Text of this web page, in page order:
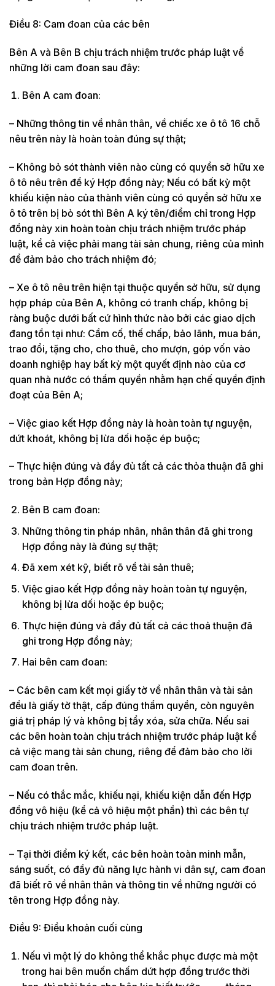
Điều 8: Cam đoan của các bên
Bên A và Bên B chịu trách nhiệm trước pháp luật về
những lời cam đoan sau đây:
Bên A cam đoan:
– Những thông tin về nhân thân, về chiếc xe ô tô 16 chỗ
nêu trên này là hoàn toàn đúng sự thật;
– Không bỏ sót thành viên nào cùng có quyền sở hữu xe
ô tô nêu trên để ký Hợp đồng này; Nếu có bất kỳ một
khiếu kiện nào của thành viên cùng có quyền sở hữu xe
ô tô trên bị bỏ sót thì Bên A ký tên/điểm chỉ trong Hợp
đồng này xin hoàn toàn chịu trách nhiệm trước pháp
luật, kể cả việc phải mang tài sản chung, riêng của mình
để đảm bảo cho trách nhiệm đó;
– Xe ô tô nêu trên hiện tại thuộc quyền sở hữu, sử dụng
hợp pháp của Bên A, không có tranh chấp, không bị
ràng buộc d­ưới bất cứ hình thức nào bởi các giao dịch
đang tồn tại như: Cầm cố, thế chấp, bảo lãnh, mua bán,
trao đổi, tặng cho, cho thuê, cho mượn, góp vốn vào
doanh nghiệp hay bất kỳ một quyết định nào của cơ
quan nhà n­ước có thẩm quyền nhằm hạn chế quyền định
đoạt của Bên A;
– Việc giao kết Hợp đồng này là hoàn toàn tự nguyện,
dứt khoát, không bị lừa dối hoặc ép buộc;
– Thực hiện đúng và đầy đủ tất cả các thỏa thuận đã ghi
trong bản Hợp đồng này;
Bên B cam đoan:
Những thông tin pháp nhân, nhân thân đã ghi trong
Hợp đồng này là đúng sự thật;
Đã xem xét kỹ, biết rõ về tài sản thuê;
Việc giao kết Hợp đồng này hoàn toàn tự nguyện,
không bị lừa dối hoặc ép buộc;
Thực hiện đúng và đầy đủ tất cả các thoả thuận đã
ghi trong Hợp đồng này;
Hai bên cam đoan:
– Các bên cam kết mọi giấy tờ về nhân thân và tài sản
đều là giấy tờ thật, cấp đúng thẩm quyền, còn nguyên
giá trị pháp lý và không bị tẩy xóa, sửa chữa. Nếu sai
các bên hoàn toàn chịu trách nhiệm trước pháp luật kể
cả việc mang tài sản chung, riêng để đảm bảo cho lời
cam đoan trên.
– Nếu có thắc mắc, khiếu nại, khiếu kiện dẫn đến Hợp
đồng vô hiệu (kể cả vô hiệu một phần) thì các bên tự
chịu trách nhiệm trước pháp luật.
– Tại thời điểm ký kết, các bên hoàn toàn minh mẫn,
sáng suốt, có đầy đủ năng lực hành vi dân sự, cam đoan
đã biết rõ về nhân thân và thông tin về những người có
tên trong Hợp đồng này.
Điều 9: Điều khoản cuối cùng
Nếu vì một lý do không thể khắc phục được mà một
trong hai bên muốn chấm dứt hợp đồng trước thời